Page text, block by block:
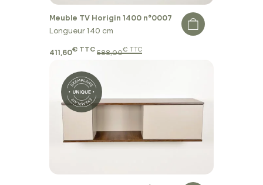
Meuble TV Horigin 1400 n°0007
Longueur 140 cm
411,60€ TTC
588,00
€ TTC